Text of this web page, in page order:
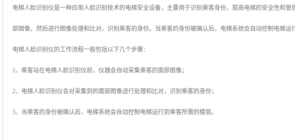
电梯人脸识别仪是一种应用人脸识别技术的电梯安全设备，主要用于识别乘客身份，提高电梯的安全性和
部图像，然后进行图像处理和比对，识别乘客的身份。当乘客的身份被确认后，电梯系统会自动控制电梯运
电梯人脸识别仪的工作流程一般包括以下几个步骤：
1、乘客站在电梯人脸识别仪前，仪器会自动采集乘客的面部图像；
2、电梯人脸识别仪会对采集到的面部图像进行处理和比对，识别乘客的身份；
3、当乘客的身份被确认后，电梯系统会自动控制电梯运行到乘客所需的楼层。